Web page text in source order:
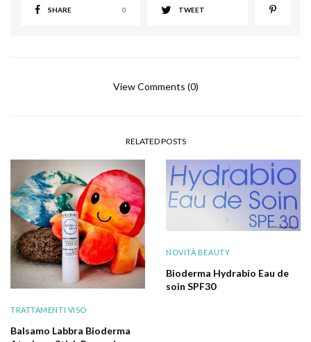
SHARE 0 TWEET
View Comments (0)
RELATED POSTS
TRATTAMENTI VISO
Balsamo Labbra Bioderma
NOVITÀ BEAUTY
Bioderma Hydrabio Eau de
soin SPF30